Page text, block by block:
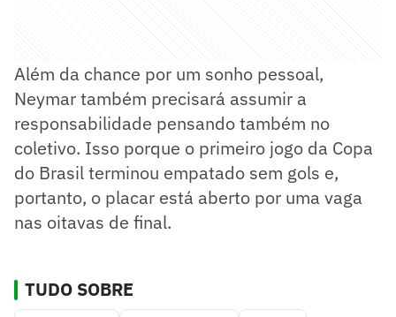
Além da chance por um sonho pessoal,
Neymar também precisará assumir a
responsabilidade pensando também no
coletivo. Isso porque o primeiro jogo da Copa
do Brasil terminou empatado sem gols e,
portanto, o placar está aberto por uma vaga
nas oitavas de final.
TUDO SOBRE